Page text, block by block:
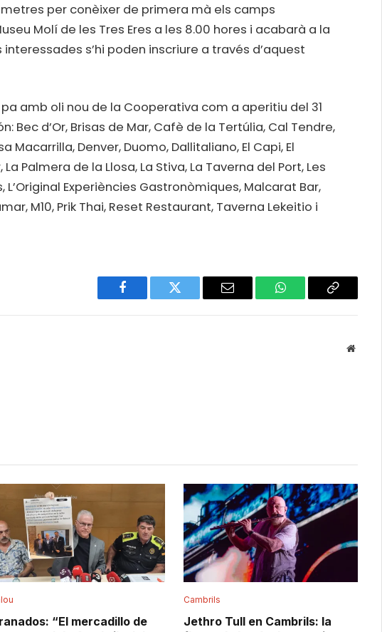
per conèixer de primera mà els camps
Molí de les Tres Eres a les 8.00 hores i acabarà a la
interessades s’hi poden inscriure a través d’aquest
amb oli nou de la Cooperativa com a aperitiu del 31
Bec d’Or, Brisas de Mar, Cafè de la Tertúlia, Cal Tendre,
Macarrilla, Denver, Duomo, Dallitaliano, El Capi, El
Palmera de la Llosa, La Stiva, La Taverna del Port, Les
L’Original Experiències Gastronòmiques, Malcarat Bar,
M10, Prik Thai, Reset Restaurant, Taverna Lekeitio i
Facebook Twitter Email WhatsAppCopy
Website
“El mercadillo de
Cambrils
Jethro Tull en Cambrils: la